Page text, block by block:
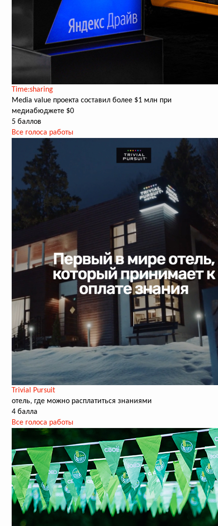
Time:sharing
Media value проекта составил более $1 млн при
медиабюджете $0
5 баллов
Все голоса работы
Trivial Pursuit
отель, где можно расплатиться знаниями
4 балла
Все голоса работы